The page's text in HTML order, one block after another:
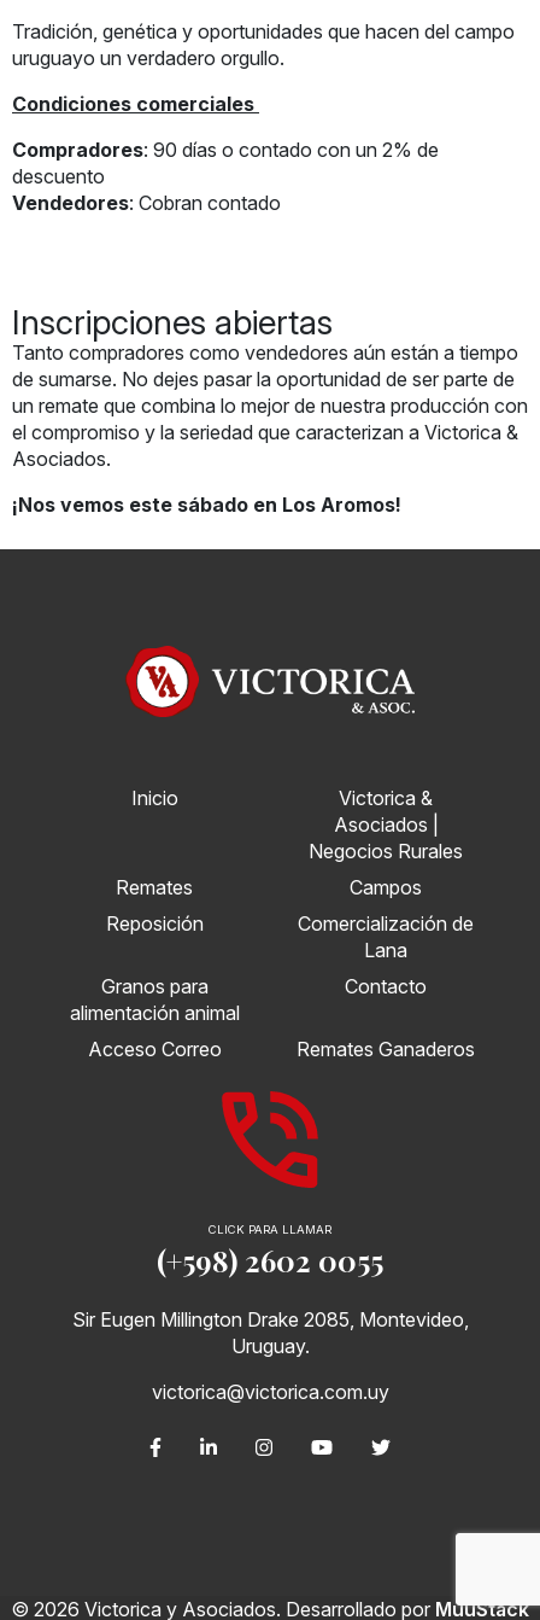
Tradición, genética y oportunidades que hacen del campo
uruguayo un verdadero orgullo.
Condiciones comerciales
Compradores: 90 días o contado con un 2% de
descuento
Vendedores: Cobran contado
Inscripciones abiertas
Tanto compradores como vendedores aún están a tiempo
de sumarse. No dejes pasar la oportunidad de ser parte de
un remate que combina lo mejor de nuestra producción con
el compromiso y la seriedad que caracterizan a Victorica &
Asociados.
¡Nos vemos este sábado en Los Aromos!
Inicio
Victorica &
Asociados |
Negocios Rurales
Remates
Campos
Reposición
Comercialización de
Lana
Granos para
alimentación animal
Contacto
Acceso Correo Remates Ganaderos
Sir Eugen Millington Drake 2085, Montevideo,
Uruguay.
victorica@victorica.com.uy
CLICK PARA LLAMAR
(+598) 2602 0055
© 2026 Victorica y Asociados. Desarrollado por MuuStack